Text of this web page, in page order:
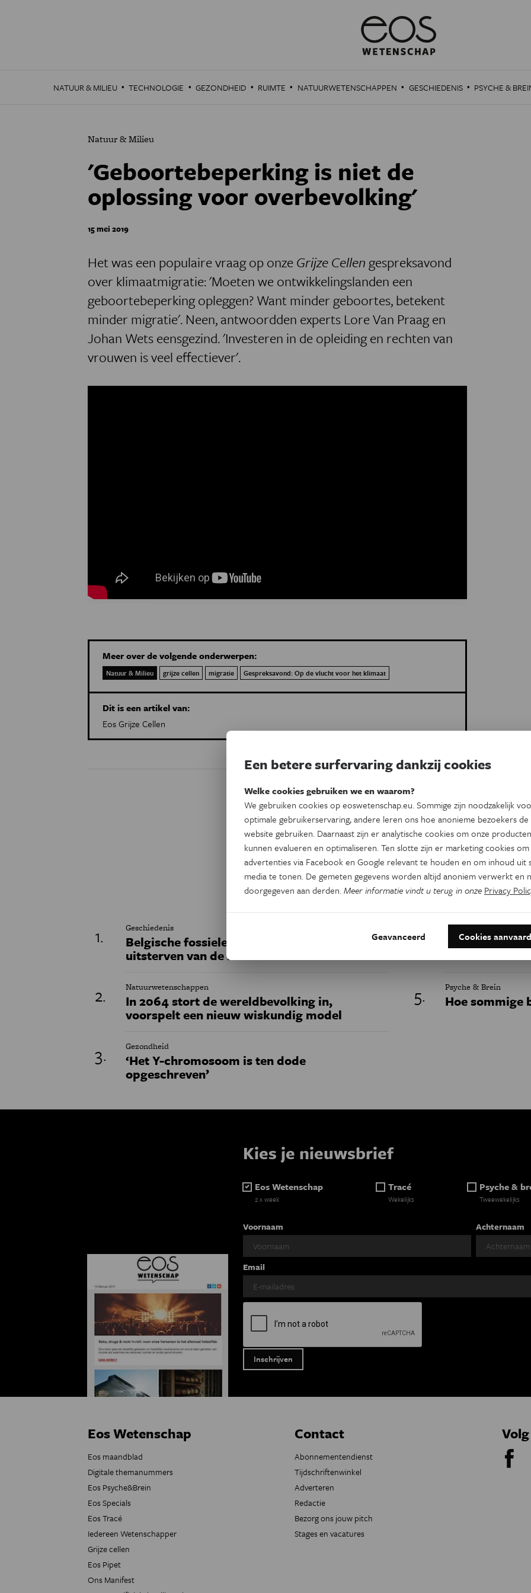
NATUUR & MILIEU · TECHNOLOGIE · GEZONDHEID · RUIMTE · NATUURWETENSCHAPPEN · GESCHIEDENIS · PSYCHE &
Natuur & Milieu
'Geboortebeperking is niet de
oplossing voor overbevolking'
15 mei 2019
Het was een populaire vraag op onzeGrijze Cellen gespreksavond
over klimaatmigratie: 'Moeten we ontwikkelingslanden een
geboortebeperking opleggen? Want minder geboortes, betekent
minder migratie'. Neen, antwoordden experts Lore Van Praag en
Johan Wets eensgezind. 'Investeren in de opleiding en rechten van
vrouwen is veel effectiever'.
Meer over de volgende onderwerpen:
Natuur & Milieu grijze cellen migratie Gespreksavond: Op de vlucht voor het klimaat
Dit is een artikel van:
Eos Grijze Cellen
Dit artikel delen op:
Facebook Twitter Linkedin
Keuze van de redactie
Geschiedenis
Belgische fossielen werpen nieuw licht op het
uitsterven van de neanderthalers
Natuurwetenschappen
In 2064 stort de wereldbevolking in,
voorspelt een nieuw wiskundig model
Gezondheid
‘Het Y-chromosoom is ten dode
opgeschreven’
Natuur & Milieu
na decennia
Psyche & Brein
Hoe sommige
Kies je nieuwsbrief
Eos Wetenschap
2 x week
Tracé
Wekelijks
Psyche &
Tweewekelijks
Voornaam Achternaam
Email
Eos Wetenschap
Eos maandblad
Digitale themanummers
Eos Psyche&Brein
Eos Specials
Eos Tracé
Iedereen Wetenschapper
Grijze cellen
Eos Pipet
Ons Manifest
Contact
Abonnementendienst
Tijdschriftenwinkel
Adverteren
Redactie
Bezorg ons jouw pitch
Stages en vacatures
Een betere surfervaring dankzij cookies
Welke cookies gebruiken we en waarom?
We gebruiken cookies op eoswetenschap.eu. Sommige zijn noodzakelijk
optimale gebruikerservaring, andere leren ons hoe anonieme bezoekers de
website gebruiken. Daarnaast zijn er analytische cookies om onze
kunnen evalueren en optimaliseren. Ten slotte zijn er marketing cookies om
advertenties via Facebook en Google relevant te houden en om inhoud uit
media te tonen. De gemeten gegevens worden altijd anoniem verwerkt en
doorgegeven aan derden.Meer informatie vindt u terug in onze Privacy
Geavanceerd Cookies